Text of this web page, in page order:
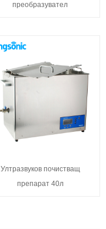
преобразувател
Ултразвуков почистващ
препарат 40л